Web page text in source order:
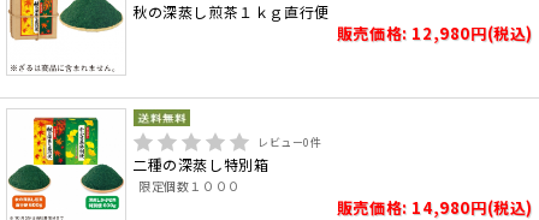
秋の深蒸し煎茶１ｋｇ直行便
販売価格: 12,980円(税込)
レビュー0件
二種の深蒸し特別箱
限定個数１０００
販売価格: 14,980円(税込)